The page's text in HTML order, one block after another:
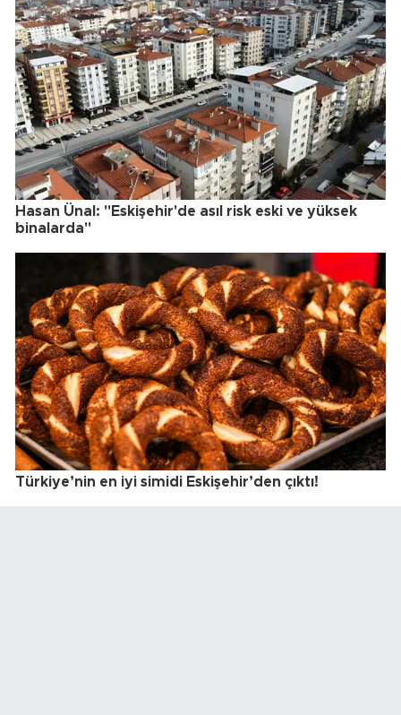
Hasan Ünal: "Eskişehir'de asıl risk eski ve yüksek
binalarda"
Türkiye’nin en iyi simidi Eskişehir’den çıktı!